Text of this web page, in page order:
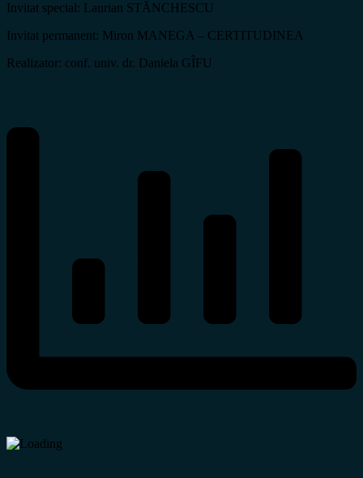
Invitat special: Laurian STĂNCHESCU
Invitat permanent: Miron MANEGA – CERTITUDINEA
Realizator: conf. univ. dr. Daniela GÎFU